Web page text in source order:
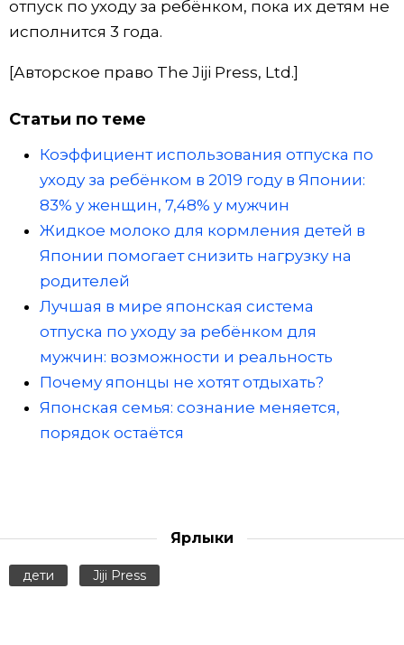
От редакции
отпуск по уходу за ребёнком, пока их детям не
исполнится 3 года.
[Авторское право The Jiji Press, Ltd.]
Статьи по теме
Коэффициент использования отпуска по
уходу за ребёнком в 2019 году в Японии:
83% у женщин, 7,48% у мужчин
Жидкое молоко для кормления детей в
Японии помогает снизить нагрузку на
родителей
Лучшая в мире японская система
отпуска по уходу за ребёнком для
мужчин: возможности и реальность
Почему японцы не хотят отдыхать?
Японская семья: сознание меняется,
порядок остаётся
Ярлыки
дети Jiji Press